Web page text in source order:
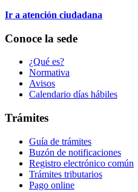
Ir a atención ciudadana
Conoce la sede
¿Qué es?
Normativa
Avisos
Calendario días hábiles
Trámites
Guía de trámites
Buzón de notificaciones
Registro electrónico común
Trámites tributarios
Pago online